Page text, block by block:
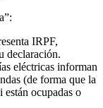
IRPF,
declaración.
eléctricas informan
(de forma que la
están ocupadas o